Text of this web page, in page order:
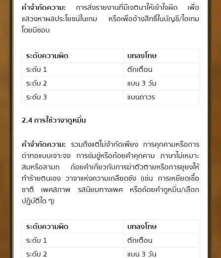
คำจำกัดความ: การส่งรายงานที่มีเจตนาให้เข้าใจผิด เพื่อ
แสวงหาผลประโยชน์ในเกม หรือเพื่ออ้างสิทธิ์ในบัญชี/ไอเทม
โดยมิชอบ
ระดับความผิด
บทลงโทษ
ระดับ 1
ตักเตือน
ระดับ 2
แบน 3 วัน
ระดับ 3
แบนถาวร
2.4 การใช้วาจาดูหมิ่น
คำจำกัดความ: รวมถึงแต่ไม่จำกัดเพียง การคุกคามหรือการ
ด่าทอแบบเจาะจง การข่มขู่หรือถ้อยคำคุกคาม ภาษาไม่เหมาะ
สมหรือลามก ถ้อยคำเกี่ยวกับการฆ่าตัวตายหรือการยุยงให้
ทำร้ายตนเอง วาจาแห่งความเกลียดชัง (เช่น การเหยียดเชื้อ
ชาติ เพศสภาพ รสนิยมทางเพศ หรือถ้อยคำดูหมิ่น/เลือก
ปฏิบัติใด ๆ)
ระดับความผิด
บทลงโทษ
ระดับ 1
ตักเตือน
ระดับ 2
แบน 3 วัน